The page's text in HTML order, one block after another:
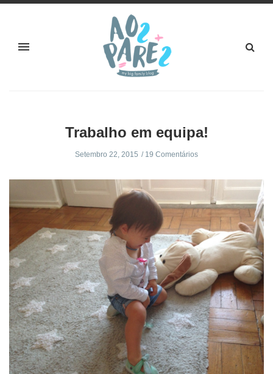
Trabalho em equipa!
Setembro 22, 2015 19 Comentários